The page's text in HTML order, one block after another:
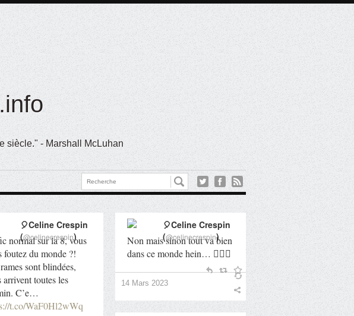
siècle." - Marshall McLuhan
normal sur la 8, vous
foutez du monde ?!
sont blindées,
arrivent toutes les
C’e…
t.co/WaF0Hl2wWq
🎈Celine Crespin
(@celinecrespin)
Non mais sinon tout va bien
dans ce monde hein… 🤦🏻‍♀️
🎈Celine Crespin
(@celinecrespin)
14 Mars 2023